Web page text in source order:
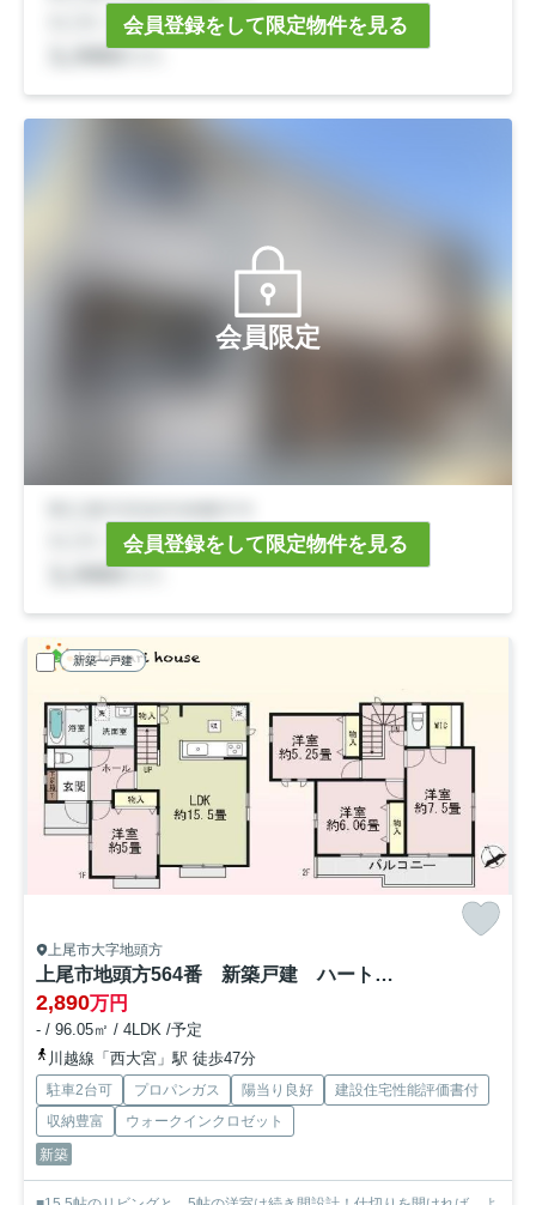
会員登録をして限定物件を見る
会員限定
会員登録をして限定物件を見る
新築一戸建
上尾市大字地頭方
上尾市地頭方564番 新築戸建 ハートフルB
2,890万円
- / 96.05㎡ / 4LDK /予定
川越線「西大宮」駅 徒歩47分
駐車2台可 プロパンガス 陽当り良好
建設住宅性能評価書付
収納豊富
ウォークインクロゼット
新築